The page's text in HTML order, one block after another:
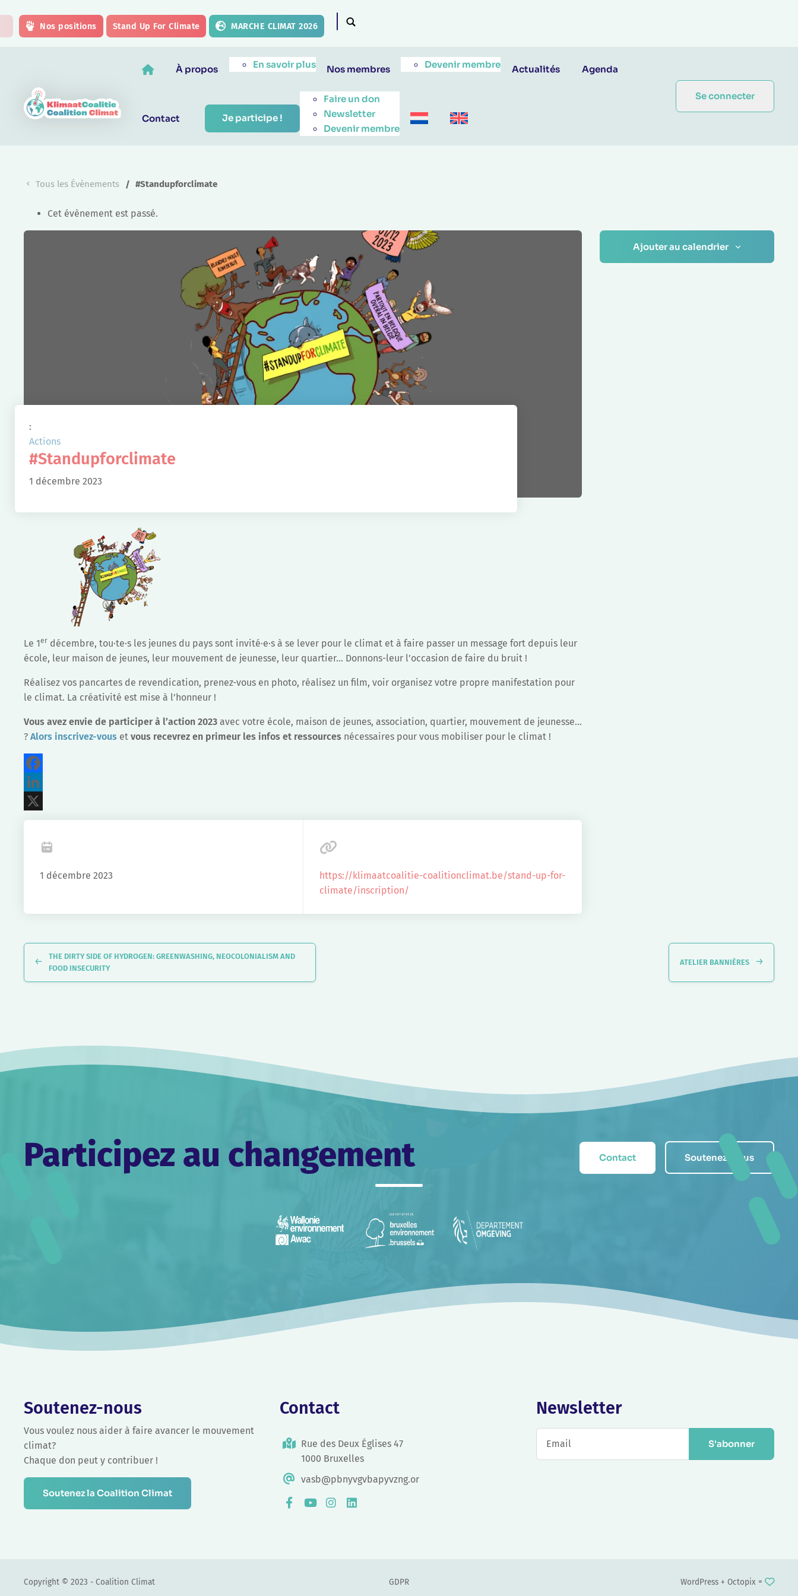
Nos positions Stand Up For Climate MARCHE CLIMAT 2026
À propos En savoir plus Nos membres Devenir membre Actualités Agenda
Contact Je participe !
Faire un don
Newsletter
Devenir membre
Se connecter
Tous les Évènements #Standupforclimate
Cet évènement est passé.
:
Actions
#Standupforclimate
1 décembre 2023
Le 1er décembre, tou·te·s les jeunes du pays sont invité·e·s à se lever pour le climat et à faire passer un message fort depuis leur
école, leur maison de jeunes, leur mouvement de jeunesse, leur quartier… Donnons-leur l’occasion de faire du bruit !
Réalisez vos pancartes de revendication, prenez-vous en photo, réalisez un film, voir organisez votre propre manifestation pour
le climat. La créativité est mise à l’honneur !
Vous avez envie de participer à l’action 2023 avec votre école, maison de jeunes, association, quartier, mouvement de jeunesse…
?Alors inscrivez-vous etvous recevrez en primeur les infos et ressources nécessaires pour vous mobiliser pour le climat !
Facebook
LinkedIn
X
1 décembre 2023
https://klimaatcoalitie-coalitionclimat.be/stand-up-for-
climate/inscription/
Ajouter au calendrier
Évènement
THE DIRTY SIDE OF HYDROGEN: GREENWASHING, NEOCOLONIALISM AND
FOOD INSECURITY
ATELIER BANNIÈRES
Participez au changement Contact Soutenez-nous
Soutenez-nous
Vous voulez nous aider à faire avancer le mouvement
climat?
Chaque don peut y contribuer !
Soutenez la Coalition Climat
Contact
Rue des Deux Églises 47
1000 Bruxelles
vasb@pbnyvgvbapyvzng.or
Newsletter
S'abonner
Copyright © 2023 - Coalition Climat GDPR WordPress + Octopix=